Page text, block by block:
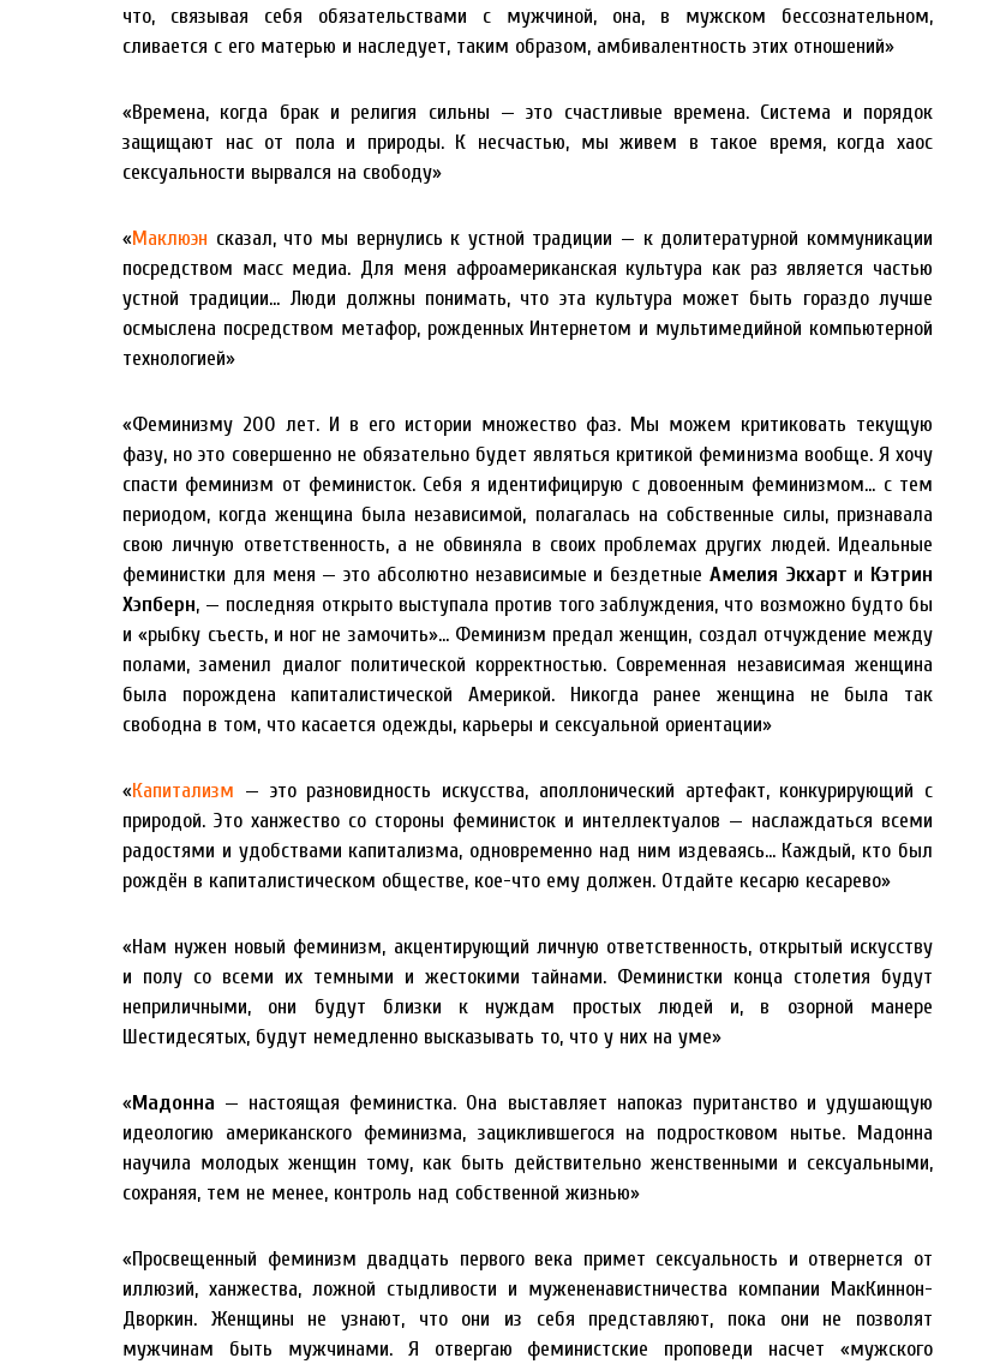
что, связывая себя обязательствами с мужчиной, она, в мужском бессознательном,
сливается с его матерью и наследует, таким образом, амбивалентность этих отношений»
«Времена, когда брак и религия сильны — это счастливые времена. Система и порядок
защищают нас от пола и природы. К несчастью, мы живем в такое время, когда хаос
сексуальности вырвался на свободу»
«Маклюэн сказал, что мы вернулись к устной традиции — к долитературной коммуникации
посредством масс медиа. Для меня афроамериканская культура как раз является частью
устной традиции… Люди должны понимать, что эта культура может быть гораздо лучше
осмыслена посредством метафор, рожденных Интернетом и мультимедийной компьютерной
технологией»
«Феминизму 200 лет. И в его истории множество фаз. Мы можем критиковать текущую
фазу, но это совершенно не обязательно будет являться критикой феминизма вообще. Я хочу
спасти феминизм от феминисток. Себя я идентифицирую с довоенным феминизмом… с тем
периодом, когда женщина была независимой, полагалась на собственные силы, признавала
свою личную ответственность, а не обвиняла в своих проблемах других людей. Идеальные
феминистки для меня — это абсолютно независимые и бездетные Амелия Экхарт и Кэтрин
Хэпберн, — последняя открыто выступала против того заблуждения, что возможно будто бы
и «рыбку съесть, и ног не замочить»… Феминизм предал женщин, создал отчуждение между
полами, заменил диалог политической корректностью. Современная независимая женщина
была порождена капиталистической Америкой. Никогда ранее женщина не была так
свободна в том, что касается одежды, карьеры и сексуальной ориентации»
«Капитализм — это разновидность искусства, аполлонический артефакт, конкурирующий с
природой. Это ханжество со стороны феминисток и интеллектуалов — наслаждаться всеми
радостями и удобствами капитализма, одновременно над ним издеваясь… Каждый, кто был
рождён в капиталистическом обществе, кое-что ему должен. Отдайте кесарю кесарево»
«Нам нужен новый феминизм, акцентирующий личную ответственность, открытый искусству
и полу со всеми их темными и жестокими тайнами. Феминистки конца столетия будут
неприличными, они будут близки к нуждам простых людей и, в озорной манере
Шестидесятых, будут немедленно высказывать то, что у них на уме»
«Мадонна — настоящая феминистка. Она выставляет напоказ пуританство и удушающую
идеологию американского феминизма, зациклившегося на подростковом нытье. Мадонна
научила молодых женщин тому, как быть действительно женственными и сексуальными,
сохраняя, тем не менее, контроль над собственной жизнью»
«Просвещенный феминизм двадцать первого века примет сексуальность и отвернется от
иллюзий, ханжества, ложной стыдливости и мужененавистничества компании МакКиннон-
Дворкин. Женщины не узнают, что они из себя представляют, пока они не позволят
мужчинам быть мужчинами. Я отвергаю феминистские проповеди насчет «мужского